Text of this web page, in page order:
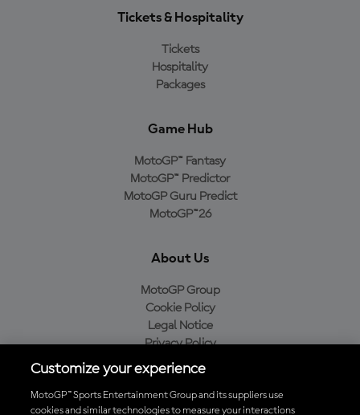
Tickets & Hospitality
Tickets
Hospitality
Packages
Game Hub
MotoGP™ Fantasy
MotoGP™ Predictor
MotoGP Guru Predict
MotoGP™26
About Us
MotoGP Group
Cookie Policy
Legal Notice
Privacy Policy
Purchase Policy
Customize your experience
MotoGP™ Sports Entertainment Group and its suppliers use
cookies and similar technologies to measure your interactions